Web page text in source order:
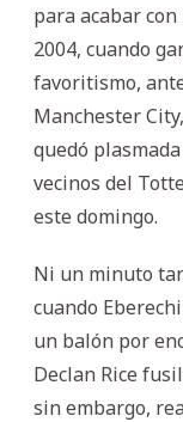
para acabar
2004, cuando
favoritismo,
Manchester
quedó
vecinos del
este domingo.
Ni un minuto
cuando
un balón por
Declan Rice
sin embargo,